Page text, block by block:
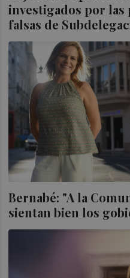
investigados por
falsas de
Bernabé: "A la
sientan bien los